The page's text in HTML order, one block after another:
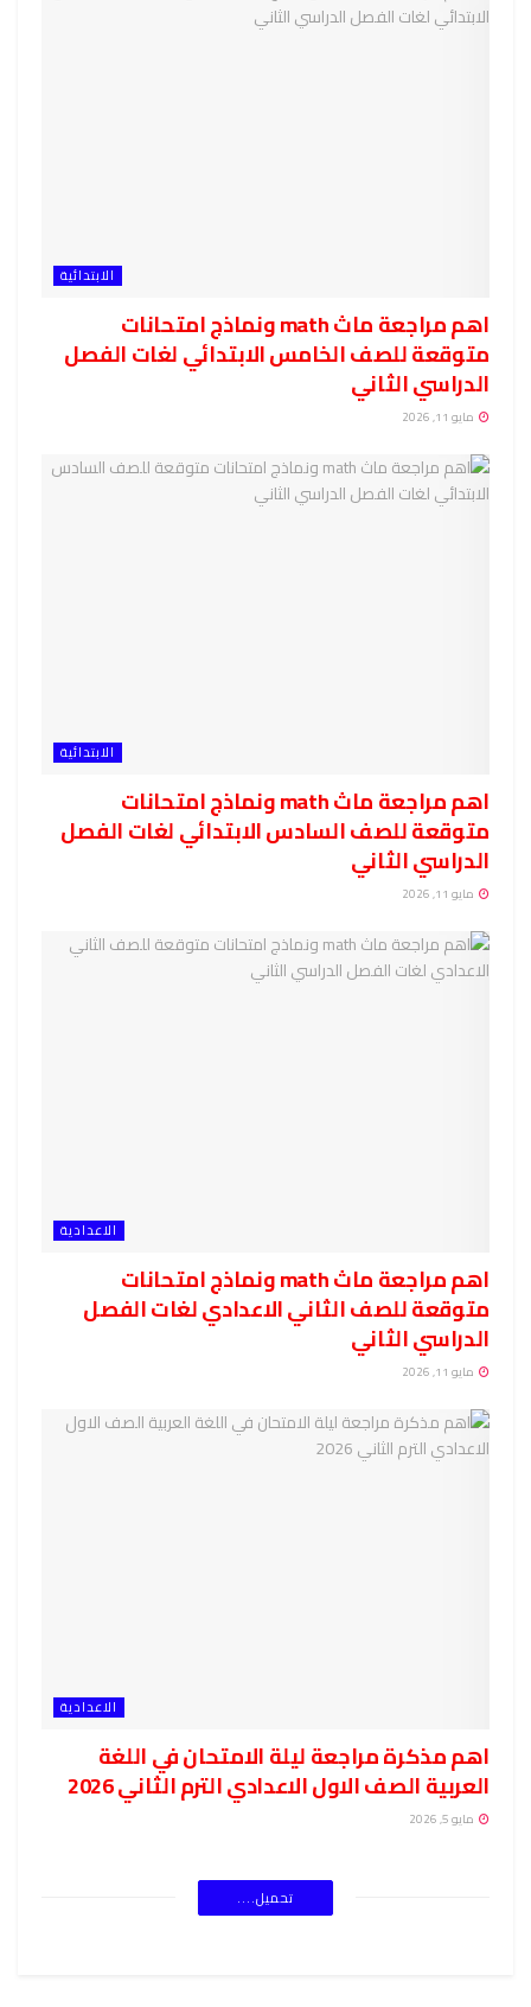
الابتدائية
اهم مراجعة ماث math ونماذج امتحانات
متوقعة للصف الخامس الابتدائي لغات الفصل
الدراسي الثاني
مايو 11, 2026
الابتدائية
اهم مراجعة ماث math ونماذج امتحانات
متوقعة للصف السادس الابتدائي لغات الفصل
الدراسي الثاني
مايو 11, 2026
الاعدادية
اهم مراجعة ماث math ونماذج امتحانات
متوقعة للصف الثاني الاعدادي لغات الفصل
الدراسي الثاني
مايو 11, 2026
الاعدادية
اهم مذكرة مراجعة ليلة الامتحان في اللغة
العربية الصف الاول الاعدادي الترم الثاني 2026
مايو 5, 2026
تحميل....